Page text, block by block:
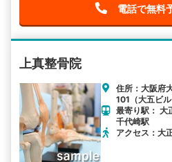
電話で無料
上真整骨院
住所：大阪府
101（大五ビル
最寄り駅： 大
千代崎駅
アクセス：大